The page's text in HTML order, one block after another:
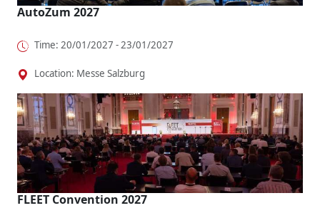
AutoZum 2027
Time: 20/01/2027 - 23/01/2027
Location: Messe Salzburg
FLEET Convention 2027